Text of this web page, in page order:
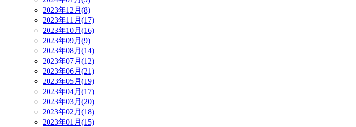
2023年12月(8)
2023年11月(17)
2023年10月(16)
2023年09月(9)
2023年08月(14)
2023年07月(12)
2023年06月(21)
2023年05月(19)
2023年04月(17)
2023年03月(20)
2023年02月(18)
2023年01月(15)